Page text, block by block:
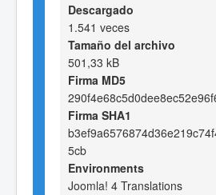
Descargado
1.541 veces
Tamaño del archivo
501,33 kB
Firma MD5
Firma SHA1
5cb
Environments
Joomla! 4 Translations